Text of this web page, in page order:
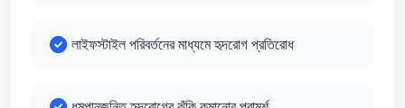
লাইফস্টাইল পরিবর্তনের মাধ্যমে হৃদরোগ প্রতিরোধ